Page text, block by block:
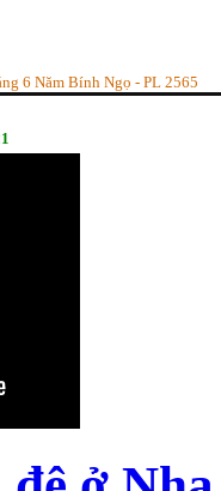
6 Năm Bính Ngọ - PL 2565